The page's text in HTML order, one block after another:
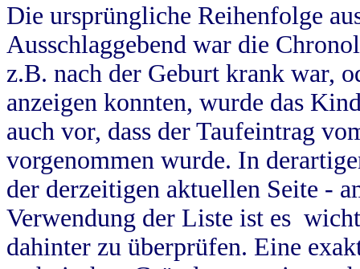
Die ursprüngliche Reihenfolge
Ausschlaggebend war die
z.B. nach der Geburt krank war,
anzeigen konnten, wurde das
auch vor, dass der Taufeintrag
vorgenommen wurde. In
der derzeitigen aktuellen Seite -
Verwendung der Liste ist es
dahinter zu überprüfen. Eine